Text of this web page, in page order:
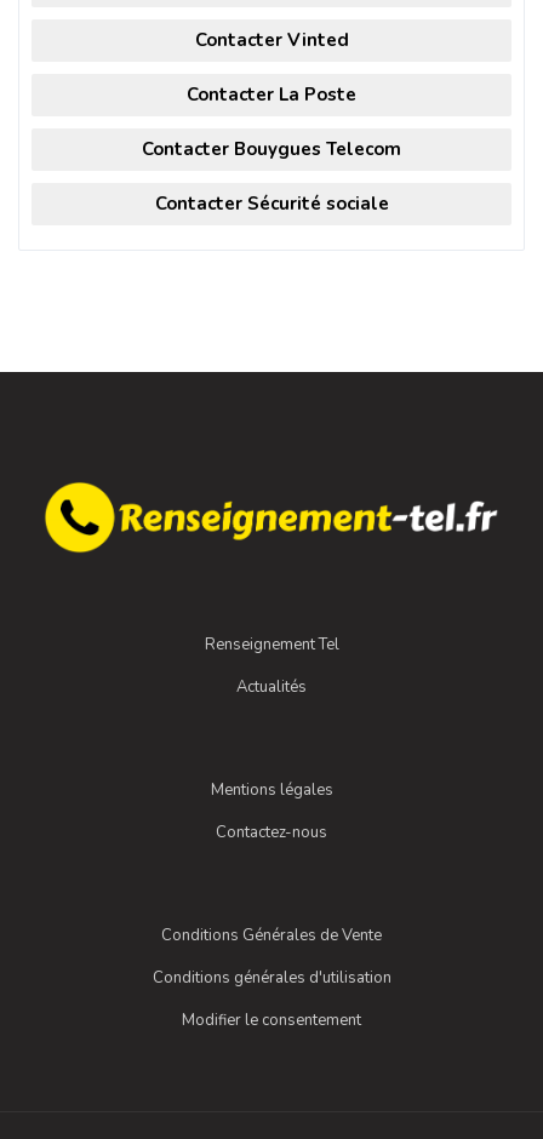
Contacter Vinted
Contacter La Poste
Contacter Bouygues Telecom
Contacter Sécurité sociale
Renseignement Tel
Actualités
Mentions légales
Contactez-nous
Conditions Générales de Vente
Conditions générales d'utilisation
Modifier le consentement